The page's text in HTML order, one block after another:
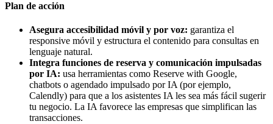
Plan de acción
Asegura accesibilidad móvil y por voz: garantiza el
responsive móvil y estructura el contenido para consultas en
lenguaje natural.
Integra funciones de reserva y comunicación impulsadas
por IA: usa herramientas como Reserve with Google,
chatbots o agendado impulsado por IA (por ejemplo,
Calendly) para que a los asistentes IA les sea más fácil sugerir
tu negocio. La IA favorece las empresas que simplifican las
transacciones.